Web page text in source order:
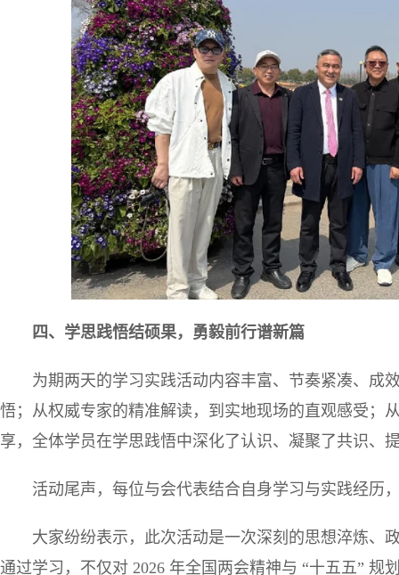
四、 学思践悟结硕果，勇毅前行谱新篇
为期两天的学习实践活动内容丰富、节奏紧凑、成
悟；从权威专家的精准解读，到实地现场的直观感受；
享，全体学员在学思践悟中深化了认识、凝聚了共识、
活动尾声，每位与会代表结合自身学习与实践经历
大家纷纷表示，此次活动是一次深刻的思想淬炼、
通过学习，不仅对 2026 年全国两会精神与 “十五五” 规